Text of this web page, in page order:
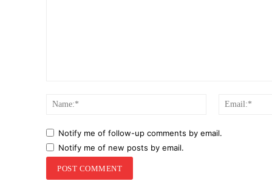
Name:*
Notify me of follow-up comments by email.
Notify me of new posts by email.